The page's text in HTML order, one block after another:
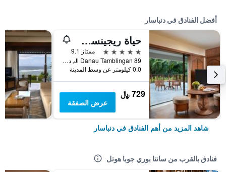
أفضل الفنادق في دنباسار
حياة ريجينسي بالي
5 نجوم
ممتاز 9.1
Jl Danau Tamblingan 89, دنباسار, إندونيسيا
0.0 كيلومتر عن وسط المدينة
729 ﷼
عرض الصفقة
شاهد المزيد من أهم الفنادق في دنباسار
فنادق بالقرب من سانتا بوري جوبا هوتل